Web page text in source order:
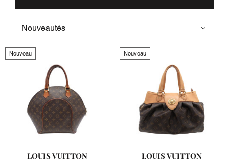
Nouveau
LOUIS VUITTON
Nouveau
LOUIS VUITTON